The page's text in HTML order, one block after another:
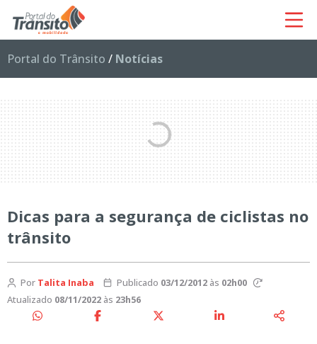
Portal do Trânsito / Notícias
Dicas para a segurança de ciclistas no
trânsito
Por Talita Inaba Publicado 03/12/2012às 02h00
Atualizado 08/11/2022 às 23h56